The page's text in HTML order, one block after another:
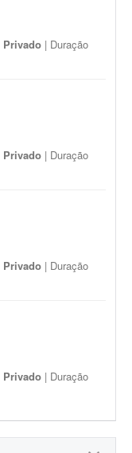
Privado | Duração
Privado | Duração
Privado | Duração
Privado | Duração